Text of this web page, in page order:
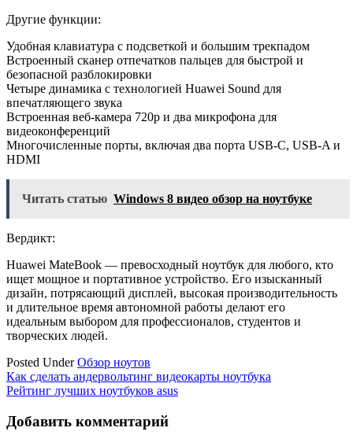
Другие функции:
Удобная клавиатура с подсветкой и большим трекпадом
Встроенный сканер отпечатков пальцев для быстрой и
безопасной разблокировки
Четыре динамика с технологией Huawei Sound для
впечатляющего звука
Встроенная веб-камера 720p и два микрофона для
видеоконференций
Многочисленные порты, включая два порта USB-C, USB-A и
HDMI
Читать статью Windows 8 видео обзор на ноутбуке
Вердикт:
Huawei MateBook — превосходный ноутбук для любого, кто
ищет мощное и портативное устройство. Его изысканный
дизайн, потрясающий дисплей, высокая производительность
и длительное время автономной работы делают его
идеальным выбором для профессионалов, студентов и
творческих людей.
Posted UnderОбзор ноутов
Навигация
по
записям
Как сделать андервольтинг видеокарты ноутбука
Рейтинг лучших ноутбуков asus
Добавить комментарий